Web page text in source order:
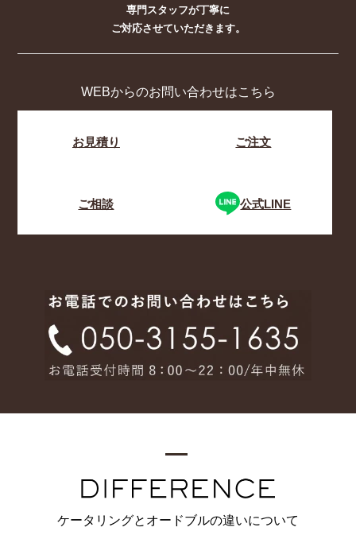
専門スタッフが丁寧に
ご対応させていただきます。
WEBからのお問い合わせはこちら
お見積り ご注文
ご相談 公式LINE
ケータリングとオードブルの違いについて